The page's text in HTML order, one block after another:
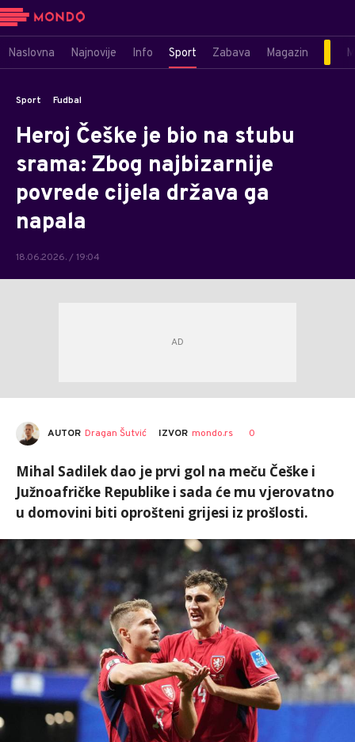
Naslovna Najnovije Info Sport Zabava Magazin
Sport Fudbal
Heroj Češke je bio na stubu
srama: Zbog najbizarnije
povrede cijela država ga
napala
18.06.2026. / 19:04
AUTOR Dragan Šutvić IZVOR mondo.rs 0
Mihal Sadilek dao je prvi gol na meču Češke i
Južnoafričke Republike i sada će mu vjerovatno
u domovini biti oprošteni grijesi iz prošlosti.